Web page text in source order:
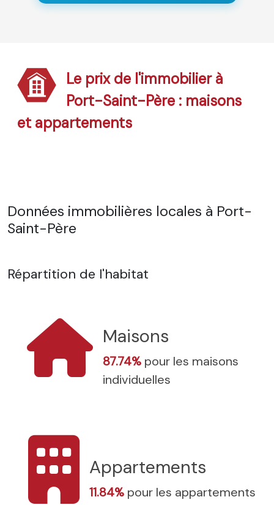
Le prix de l'immobilier à
Port-Saint-Père : maisons
et appartements
Données immobilières locales à Port-
Saint-Père
Répartition de l'habitat
Maisons
87.74% pour les maisons
individuelles
Appartements
11.84% pour les appartements